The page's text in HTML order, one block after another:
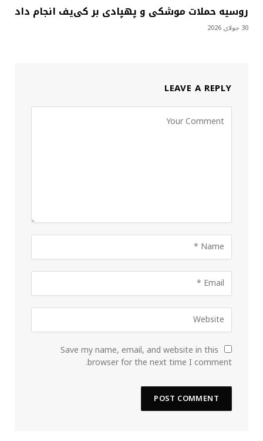
روسیه حملات موشکی و پهپادی بر کی‌یف انجام داد
30 جولای 2026
LEAVE A REPLY
Save my name, email, and website in this
browser for the next time I comment.